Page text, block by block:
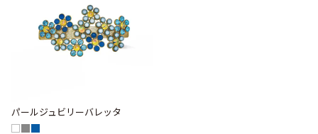
パールジュビリーバレッタ